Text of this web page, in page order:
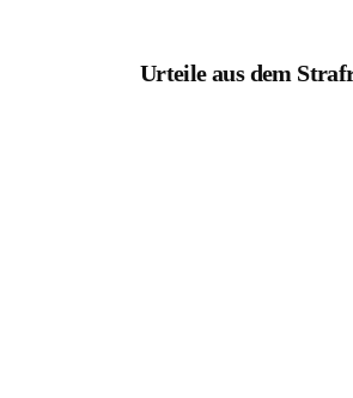
Urteile aus dem